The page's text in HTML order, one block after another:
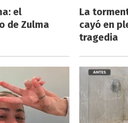
el
de Zulma
La
cayó en
tragedia